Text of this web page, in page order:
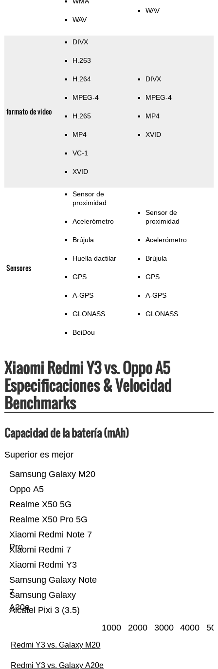
WAV
WAV
formato de video
DIVX
H.263
H.264
MPEG-4
H.265
MP4
VC-1
XVID
DIVX
MPEG-4
MP4
XVID
Sensores
Sensor de
proximidad
Acelerómetro
Brújula
Huella dactilar
GPS
A-GPS
GLONASS
BeiDou
Sensor de
proximidad
Acelerómetro
Brújula
GPS
A-GPS
GLONASS
Xiaomi Redmi Y3 vs. Oppo A5
Especificaciones & Velocidad
Benchmarks
Capacidad de la batería (mAh)
Superior es mejor
Alcatel Pixi 3 (3.5)
Samsung Galaxy
A20e
Samsung Galaxy Note
7
Xiaomi Redmi Y3
Xiaomi Redmi 7
Xiaomi Redmi Note 7
Pro
Realme X50 Pro 5G
Realme X50 5G
Oppo A5
Samsung Galaxy M20
1000 2000 3000 4000
Redmi Y3 vs. Galaxy M20
Redmi Y3 vs. Galaxy A20e